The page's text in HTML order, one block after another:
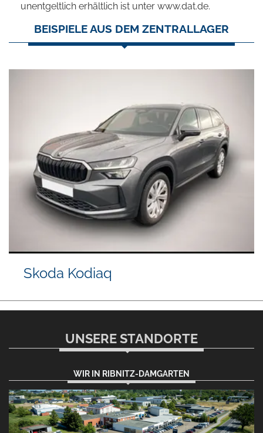
unentgeltlich erhältlich ist unter www.dat.de.
BEISPIELE AUS DEM ZENTRALLAGER
Skoda Kodiaq
UNSERE STANDORTE
WIR IN RIBNITZ-DAMGARTEN